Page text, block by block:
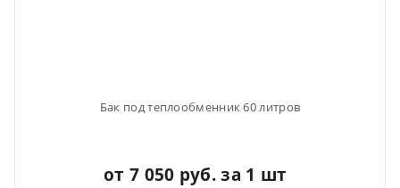
Бак под теплообменник 60 литров
от 7 050 руб. за 1 шт